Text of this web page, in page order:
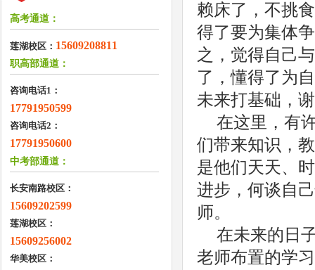
高考通道：
莲湖校区： 15609208811
职高部通道：
咨询电话1：
17791950599
咨询电话2：
17791950600
中考部通道：
长安南路校区：
15609202599
莲湖校区：
15609256002
华美校区：
赖床了，不挑
得了要为集体
之，觉得自己
了，懂得了为
未来打基础，
在这里，有
们带来知识，
是他们天天、
进步，何谈自
师。
在未来的日
老师布置的学